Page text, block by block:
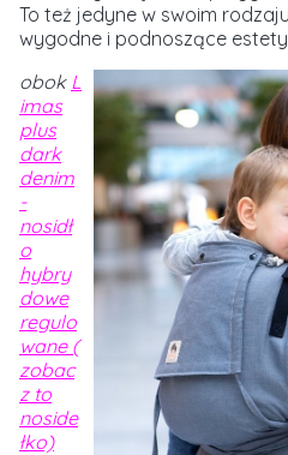
To też jedyne w swoim
wygodne i podnoszące
obok L
imas
plus
dark
denim
-
nosidł
o
hybry
dowe
regulo
wane (
zobac
z to
noside
łko)